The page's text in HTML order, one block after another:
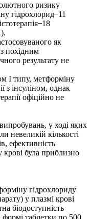
ризику
гідрохлорид ̶ 11
18
як
похідним
результату не
І типу, метформіну
з інсуліном, однак
офіційно не
у ході яких
невеликій кількості
ефективність
була приблизно
гідрохлориду
у плазмі крові
біодоступність